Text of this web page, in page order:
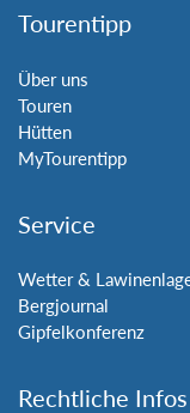
Tourentipp
Über uns
Touren
Hütten
MyTourentipp
Service
Wetter &
Bergjournal
Gipfelkonferenz
Rechtliche Infos